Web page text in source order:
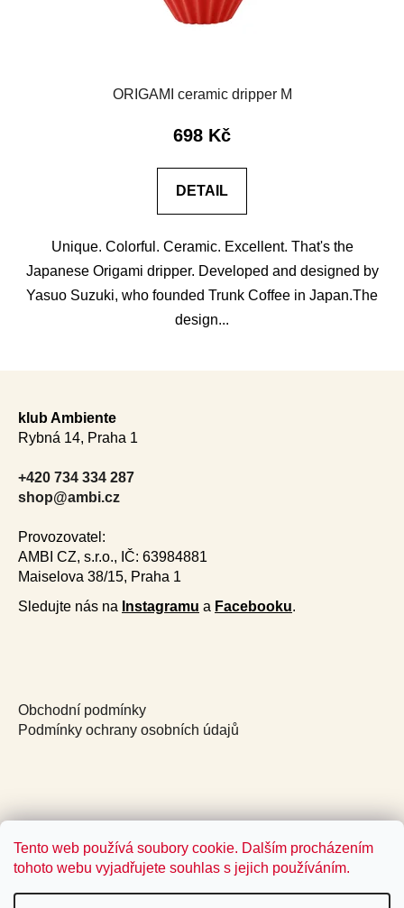
Tento web používá soubory cookie. Dalším procházením
tohoto webu vyjadřujete souhlas s jejich používáním.
ORIGAMI ceramic dripper M
698 Kč
DETAIL
Unique. Colorful. Ceramic. Excellent. That's the
Japanese Origami dripper. Developed and designed by
Yasuo Suzuki, who founded Trunk Coffee in Japan.The
design...
klub Ambiente
Rybná 14, Praha 1
+420 734 334 287
shop@ambi.cz
Provozovatel:
AMBI CZ, s.r.o., IČ: 63984881
Maiselova 38/15, Praha 1
Sledujte nás na Instagramu a Facebooku.
Obchodní podmínky
Podmínky ochrany osobních údajů